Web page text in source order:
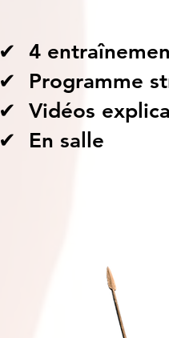
✔ 4
✔ Programme
✔ Vidéos
✔ En salle